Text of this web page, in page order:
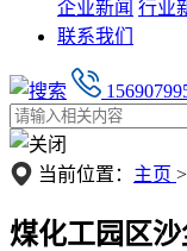
企业新闻 行业
联系我们
当前位置： 主页 >
煤化工园区